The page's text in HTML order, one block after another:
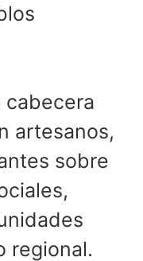
cabecera
artesanos,
sobre
regional.